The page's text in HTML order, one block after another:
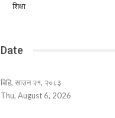
शिक्षा
Date
बिहि, साउन २१, २०८३
Thu, August 6, 2026